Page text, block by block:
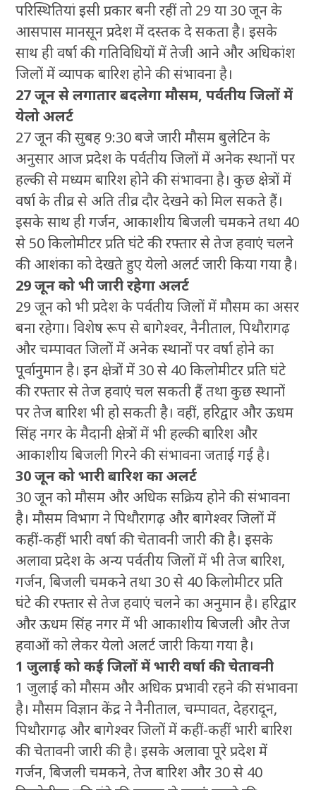
परिस्थितियां इसी प्रकार बनी रहीं तो 29 या 30 जून के
आसपास मानसून प्रदेश में दस्तक दे सकता है। इसके
साथ ही वर्षा की गतिविधियों में तेजी आने और अधिकांश
जिलों में व्यापक बारिश होने की संभावना है।
27 जून से लगातार बदलेगा मौसम, पर्वतीय जिलों में
येलो अलर्ट
27 जून की सुबह 9:30 बजे जारी मौसम बुलेटिन के
अनुसार आज प्रदेश के पर्वतीय जिलों में अनेक स्थानों पर
हल्की से मध्यम बारिश होने की संभावना है। कुछ क्षेत्रों में
वर्षा के तीव्र से अति तीव्र दौर देखने को मिल सकते हैं।
इसके साथ ही गर्जन, आकाशीय बिजली चमकने तथा 40
से 50 किलोमीटर प्रति घंटे की रफ्तार से तेज हवाएं चलने
की आशंका को देखते हुए येलो अलर्ट जारी किया गया है।
29 जून को भी जारी रहेगा अलर्ट
29 जून को भी प्रदेश के पर्वतीय जिलों में मौसम का असर
बना रहेगा। विशेष रूप से बागेश्वर, नैनीताल, पिथौरागढ़
और चम्पावत जिलों में अनेक स्थानों पर वर्षा होने का
पूर्वानुमान है। इन क्षेत्रों में 30 से 40 किलोमीटर प्रति घंटे
की रफ्तार से तेज हवाएं चल सकती हैं तथा कुछ स्थानों
पर तेज बारिश भी हो सकती है। वहीं, हरिद्वार और ऊधम
सिंह नगर के मैदानी क्षेत्रों में भी हल्की बारिश और
आकाशीय बिजली गिरने की संभावना जताई गई है।
30 जून को भारी बारिश का अलर्ट
30 जून को मौसम और अधिक सक्रिय होने की संभावना
है। मौसम विभाग ने पिथौरागढ़ और बागेश्वर जिलों में
कहीं-कहीं भारी वर्षा की चेतावनी जारी की है। इसके
अलावा प्रदेश के अन्य पर्वतीय जिलों में भी तेज बारिश,
गर्जन, बिजली चमकने तथा 30 से 40 किलोमीटर प्रति
घंटे की रफ्तार से तेज हवाएं चलने का अनुमान है। हरिद्वार
और ऊधम सिंह नगर में भी आकाशीय बिजली और तेज
हवाओं को लेकर येलो अलर्ट जारी किया गया है।
1 जुलाई को कई जिलों में भारी वर्षा की चेतावनी
1 जुलाई को मौसम और अधिक प्रभावी रहने की संभावना
है। मौसम विज्ञान केंद्र ने नैनीताल, चम्पावत, देहरादून,
पिथौरागढ़ और बागेश्वर जिलों में कहीं-कहीं भारी बारिश
की चेतावनी जारी की है। इसके अलावा पूरे प्रदेश में
गर्जन, बिजली चमकने, तेज बारिश और 30 से 40